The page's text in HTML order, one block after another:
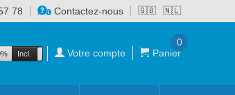
🇬🇧 🇳🇱
78 Contactez-nous
Incl. Excl. Votre compte Panier
0